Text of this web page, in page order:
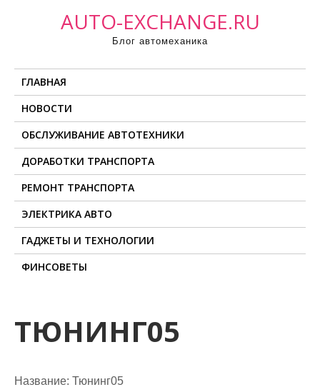
AUTO-EXCHANGE.RU
Блог автомеханика
ГЛАВНАЯ
НОВОСТИ
ОБСЛУЖИВАНИЕ АВТОТЕХНИКИ
ДОРАБОТКИ ТРАНСПОРТА
РЕМОНТ ТРАНСПОРТА
ЭЛЕКТРИКА АВТО
ГАДЖЕТЫ И ТЕХНОЛОГИИ
ФИНСОВЕТЫ
ТЮНИНГ05
Название: Тюнинг05